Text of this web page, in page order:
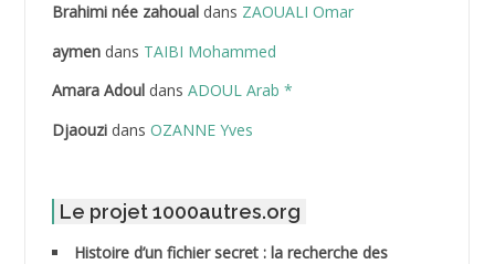
ABDELLI Mohamed
ABDELLI Mohamed *
ABDELMOUMENE Ahmed
Brahimi née zahoualdans ZAOUALI Omar
aymendans TAIBI Mohammed
Amara Adouldans ADOUL Arab *
Djaouzidans OZANNE Yves
Le projet 1000autres.org
Histoire d’un fichier secret : la recherche des